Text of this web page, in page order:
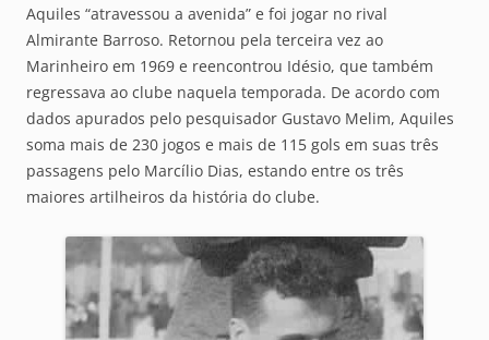
Aquiles “atravessou a avenida” e foi jogar no rival
Almirante Barroso. Retornou pela terceira vez ao
Marinheiro em 1969 e reencontrou Idésio, que também
regressava ao clube naquela temporada. De acordo com
dados apurados pelo pesquisador Gustavo Melim, Aquiles
soma mais de 230 jogos e mais de 115 gols em suas três
passagens pelo Marcílio Dias, estando entre os três
maiores artilheiros da história do clube.